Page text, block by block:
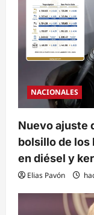
NACIONALES
Nuevo ajuste
bolsillo de los
en diésel y
Elias Pavón